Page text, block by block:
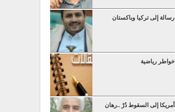
رسالة إلى تركيا وباكستان
خواطر رياضية
أمريكا إلى السقوط دُرْ ..رهان